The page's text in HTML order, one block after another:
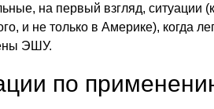
на первый взгляд, ситуации
и не только в Америке), когда
ЭШУ.
по